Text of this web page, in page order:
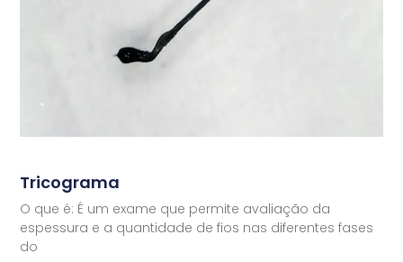
Tricograma
O que é: É um exame que permite avaliação da
espessura e a quantidade de fios nas diferentes fases
do